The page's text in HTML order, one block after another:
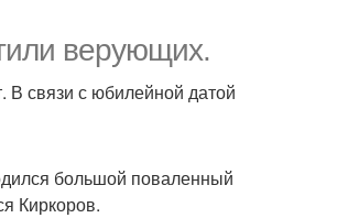
верующих.
В связи с юбилейной датой
большой поваленный
Киркоров.